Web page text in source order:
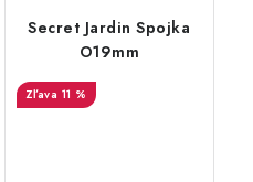
Secret Jardin Spojka
O19mm
11 %